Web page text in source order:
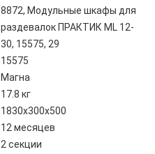
8872, Модульные шкафы для
раздевалок ПРАКТИК ML 12-
30, 15575, 29
15575
Магна
17.8 кг
1830x300x500
12 месяцев
2 секции